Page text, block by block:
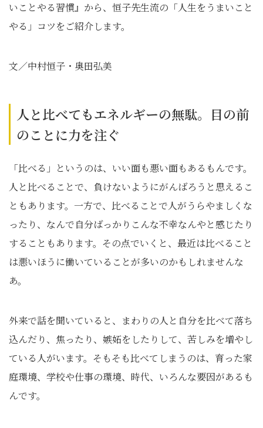
いことやる習慣』から、恒子先生流の「人生をうまいこと
やる」コツをご紹介します。
文／中村恒子・奥田弘美
人と比べてもエネルギーの無駄。目の前
のことに力を注ぐ
「比べる」というのは、いい面も悪い面もあるもんです。
人と比べることで、負けないようにがんばろうと思えるこ
ともあります。一方で、比べることで人がうらやましくな
ったり、なんで自分ばっかりこんな不幸なんやと感じたり
することもあります。その点でいくと、最近は比べること
は悪いほうに働いていることが多いのかもしれませんな
あ。
外来で話を聞いていると、まわりの人と自分を比べて落ち
込んだり、焦ったり、嫉妬をしたりして、苦しみを増やし
ている人がいます。そもそも比べてしまうのは、育った家
庭環境、学校や仕事の環境、時代、いろんな要因があるも
んです。